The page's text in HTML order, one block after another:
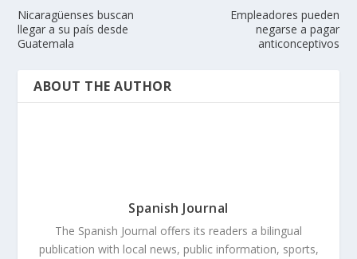
Nicaragüenses buscan
llegar a su país desde
Guatemala
Empleadores pueden
negarse a pagar
anticonceptivos
ABOUT THE AUTHOR
Spanish Journal
The Spanish Journal offers its readers a bilingual
publication with local news, public information, sports,